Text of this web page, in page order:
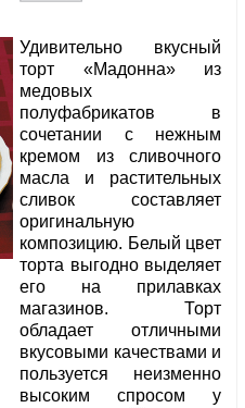
Удивительно вкусный
торт «Мадонна» из
медовых
полуфабрикатов в
сочетании с нежным
кремом из сливочного
масла и растительных
сливок составляет
оригинальную
композицию. Белый цвет
торта выгодно выделяет
его на прилавках
магазинов. Торт
обладает отличными
вкусовыми качествами и
пользуется неизменно
высоким спросом у